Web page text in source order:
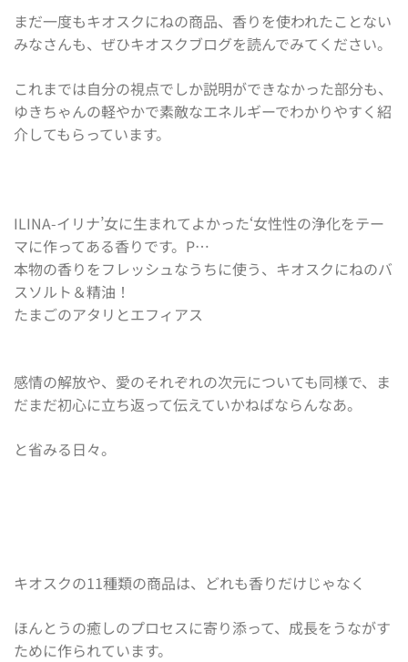
まだ一度もキオスクにねの商品、香りを使われたことない
みなさんも、ぜひキオスクブログを読んでみてください。
これまでは自分の視点でしか説明ができなかった部分も、
ゆきちゃんの軽やかで素敵なエネルギーでわかりやすく紹
介してもらっています。
ILINA-イリナ’女に生まれてよかった‘女性性の浄化をテー
マに作ってある香りです。P…
本物の香りをフレッシュなうちに使う、キオスクにねのバ
スソルト＆精油！
たまごのアタリとエフィアス
感情の解放や、愛のそれぞれの次元についても同様で、ま
だまだ初心に立ち返って伝えていかねばならんなあ。
と省みる日々。
キオスクの11種類の商品は、どれも香りだけじゃなく
ほんとうの癒しのプロセスに寄り添って、成長をうながす
ために作られています。